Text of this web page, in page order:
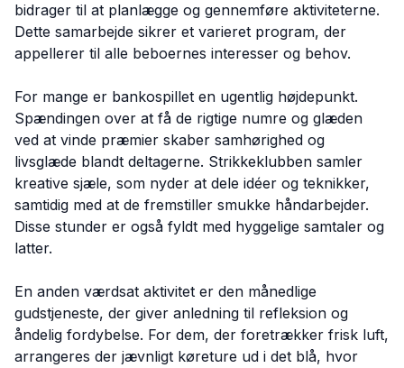
bidrager til at planlægge og gennemføre aktiviteterne.
Dette samarbejde sikrer et varieret program, der
appellerer til alle beboernes interesser og behov.
For mange er bankospillet en ugentlig højdepunkt.
Spændingen over at få de rigtige numre og glæden
ved at vinde præmier skaber samhørighed og
livsglæde blandt deltagerne. Strikkeklubben samler
kreative sjæle, som nyder at dele idéer og teknikker,
samtidig med at de fremstiller smukke håndarbejder.
Disse stunder er også fyldt med hyggelige samtaler og
latter.
En anden værdsat aktivitet er den månedlige
gudstjeneste, der giver anledning til refleksion og
åndelig fordybelse. For dem, der foretrækker frisk luft,
arrangeres der jævnligt køreture ud i det blå, hvor